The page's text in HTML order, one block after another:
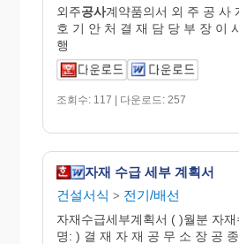
외주공사계약품의서 외 주 공 사
호 기 안 처 결 재 담 당 부 장 이
행
조회수: 117 | 다운로드: 257
자재 수급 세부 계획서
건설서식 > 전기/배선
자재수급세부계획서 ( )월분 자
명: ) 결 재 자 재 공 무 소 장 공